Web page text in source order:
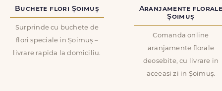
Buchete flori Șoimuș
Surprinde cu buchete de
flori speciale in Șoimuș –
livrare rapida la domiciliu.
Aranjamente
Șoimuș
Comanda online
aranjamente florale
deosebite, cu livrare in
aceeasi zi in Șoimuș.